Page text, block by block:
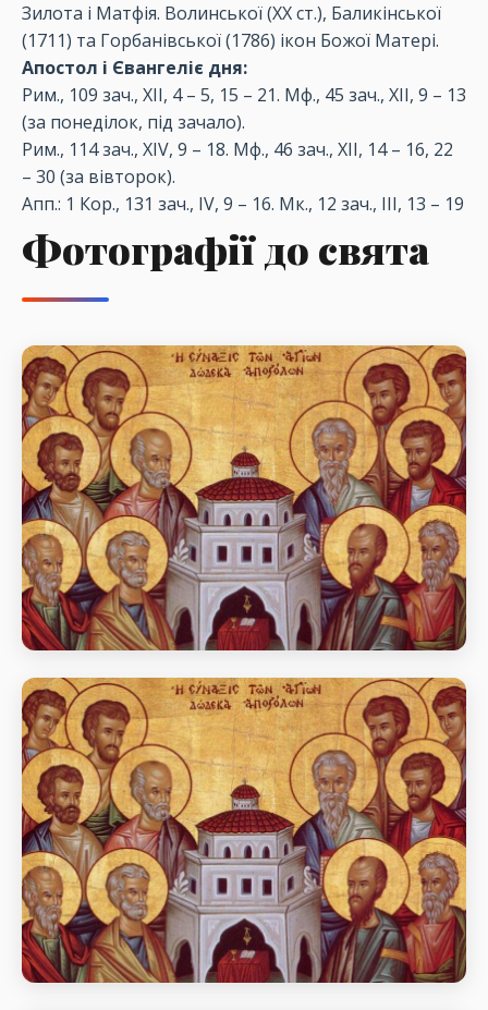
Зилота і Матфія. Волинської (ХХ ст.), Баликінської
(1711) та Горбанівської (1786) ікон Божої Матері.
Апостол і Євангеліє дня:
Рим., 109 зач., XII, 4 – 5, 15 – 21. Мф., 45 зач., XII, 9 – 13
(за понеділок, під зачало).
Рим., 114 зач., XIV, 9 – 18. Мф., 46 зач., XII, 14 – 16, 22
– 30 (за вівторок).
Апп.: 1 Кор., 131 зач., IV, 9 – 16. Мк., 12 зач., III, 13 – 19
Фотографії до свята
Собор славних і всехвальних 12
апостолів
день пам’яті Собор славних і всехвальних 12
апостолів